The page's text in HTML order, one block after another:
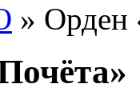
» Орден